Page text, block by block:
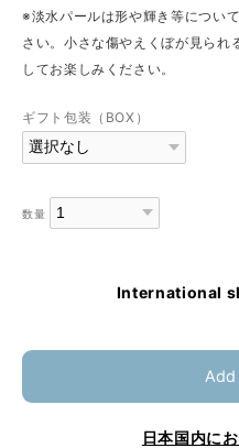
※淡水パールは形や輝き等につい
さい。小さな傷やえくぼが見られ
してお楽しみください。
ギフト包装（BOX）
数量
International
日本国内に